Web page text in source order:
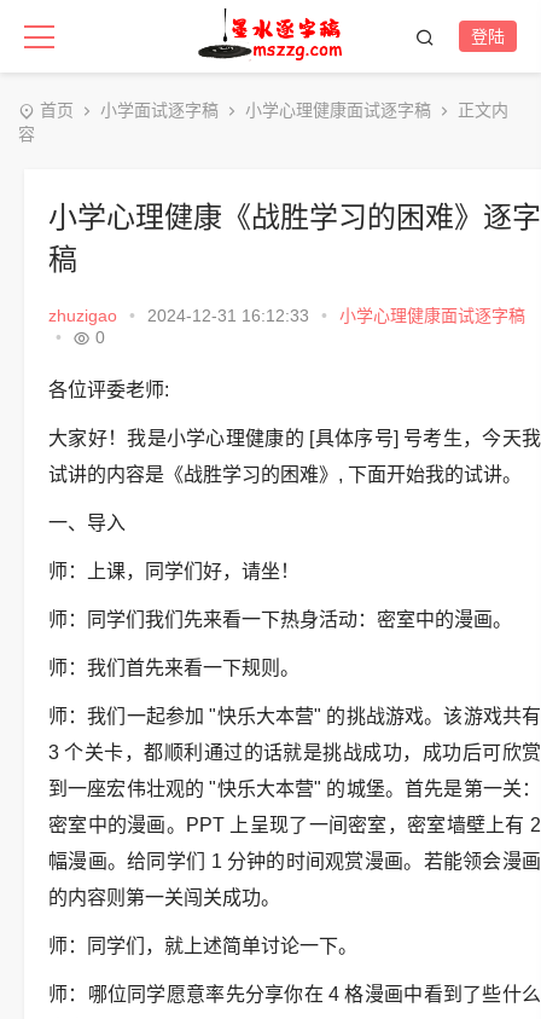
登陆
首页 小学面试逐字稿 小学心理健康面试逐字稿
正文内
容
小学心理健康《战胜学习的困难》逐字
稿
zhuzigao • 2024-12-31 16:12:33 •
小学心理健康面试逐字稿
•
0
各位评委老师:
大家好！我是小学心理健康的 [具体序号] 号考生，今天我
试讲的内容是《战胜学习的困难》, 下面开始我的试讲。
一、导入
师：上课，同学们好，请坐！
师：同学们我们先来看一下热身活动：密室中的漫画。
师：我们首先来看一下规则。
师：我们一起参加 "快乐大本营" 的挑战游戏。该游戏共有
3 个关卡，都顺利通过的话就是挑战成功，成功后可欣赏
到一座宏伟壮观的 "快乐大本营" 的城堡。首先是第一关：
密室中的漫画。PPT 上呈现了一间密室，密室墙壁上有 2
幅漫画。给同学们 1 分钟的时间观赏漫画。若能领会漫画
的内容则第一关闯关成功。
师：同学们，就上述简单讨论一下。
师：哪位同学愿意率先分享你在 4 格漫画中看到了些什么